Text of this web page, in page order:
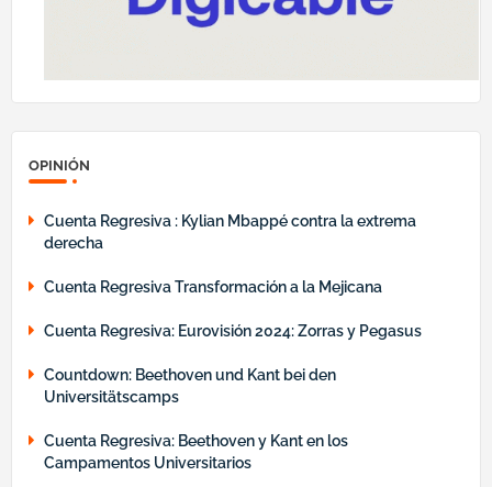
OPINIÓN
Cuenta Regresiva : Kylian Mbappé contra la extrema
derecha
Cuenta Regresiva Transformación a la Mejicana
Cuenta Regresiva: Eurovisión 2024: Zorras y Pegasus
Countdown: Beethoven und Kant bei den
Universitätscamps
Cuenta Regresiva: Beethoven y Kant en los
Campamentos Universitarios